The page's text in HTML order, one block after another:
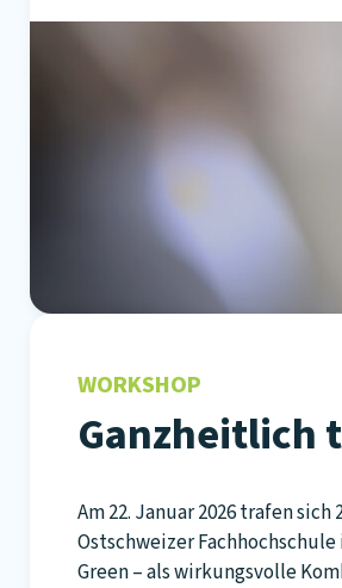
WORKSHOP
Ganzheitlich
Am 22. Januar 2026 trafen
Ostschweizer
Green – als wirkungsvolle